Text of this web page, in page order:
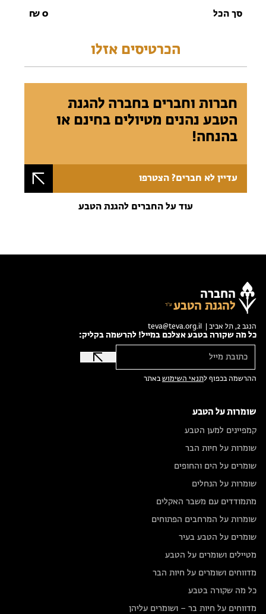
סך הכל 0
₪
הכרטיסים אזלו
חברות וחברים בחברה להגנת
הטבע נהנים מטיולים בחינם או
בהנחה!
עדיין לא חברים? הצטרפו
עוד על החברים להגנת הטבע
החברה
להגנת הטבע
הנגב 2, תל אביב | teva@teva.org.il
כל מה שקורה בטבע אצלכם במייל! להרשמה בקליק:
ההרשמה בכפוף לתנאי השימושבאתר
שומרות על הטבע
קמפיינים למען הטבע
שומרות על חיות הבר
שומרים על הים והחופים
שומרות על הנחלים
מתמודדים עם משבר האקלים
שומרות על המרחבים הפתוחים
שומרים על הטבע בעיר
מטיילים ושומרים על הטבע
מדווחים ושומרים על חיות הבר
כל מה שקורה בטבע
מדווחים על חיות בר – ושומרים עליהן